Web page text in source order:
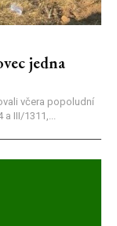
jedna
včera popoludní
III/1311,...